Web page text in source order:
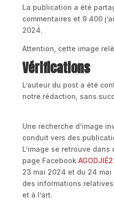
La publication a été
commentaires et 9 400
2024.
Attention, cette image
Vérifications
L’auteur du post a été
notre rédaction, sans
Une recherche d’image
conduit vers des
L’image se retrouve dans
page Facebook
23 mai 2024 et du 24
des informations
et à l’art.